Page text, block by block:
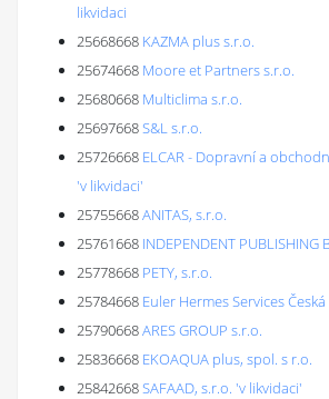
likvidaci
25668668 KAZMA plus s.r.o.
25674668 Moore et Partners s.r.o.
25680668 Multiclima s.r.o.
25697668S&L s.r.o.
25726668 ELCAR - Dopravní a
'v likvidaci'
25755668ANITAS, s.r.o.
25761668 INDEPENDENT PUBLISHING
25778668 PETY, s.r.o.
25784668 Euler Hermes Services
25790668ARES GROUP s.r.o.
25836668 EKOAQUA plus, spol. s r.o.
25842668SAFAAD, s.r.o. 'v likvidaci'